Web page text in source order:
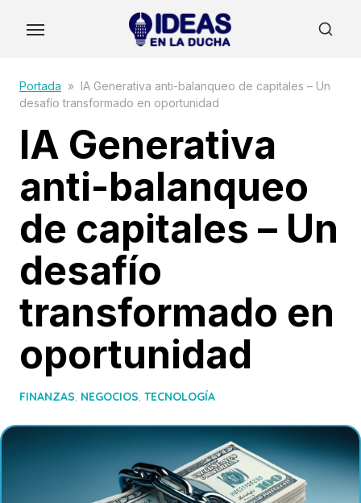
contentPortada » IA Generativa anti-balanqueo de capitales – Un
desafío transformado en oportunidad
IA Generativa
anti-balanqueo
de capitales – Un
desafío
transformado en
oportunidad
FINANZAS, NEGOCIOS, TECNOLOGÍA